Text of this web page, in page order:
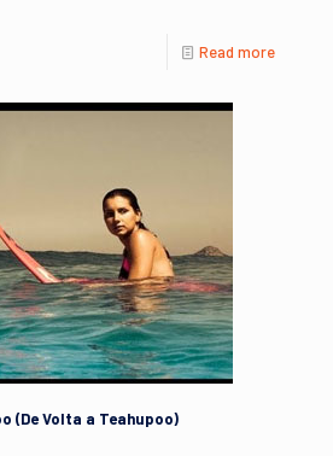
Read more
(De Volta a Teahupoo)